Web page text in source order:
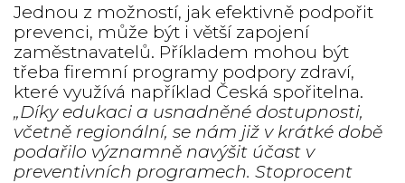
Jednou z možností, jak efektivně podpořit
prevenci, může být i větší zapojení
zaměstnavatelů. Příkladem mohou být
třeba firemní programy podpory zdraví,
které využívá například Česká spořitelna.
„Díky edukaci a usnadněné dostupnosti,
včetně regionální, se nám již v krátké době
podařilo významně navýšit účast v
preventivních programech. Stoprocent